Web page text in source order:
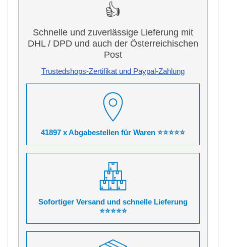
👍
Schnelle und zuverlässige Lieferung mit
DHL / DPD und auch der Österreichischen
Post
Trustedshops-Zertifikat und Paypal-Zahlung
41897 x Abgabestellen für Waren ⭐⭐⭐⭐⭐
Sofortiger Versand und schnelle Lieferung
⭐⭐⭐⭐⭐